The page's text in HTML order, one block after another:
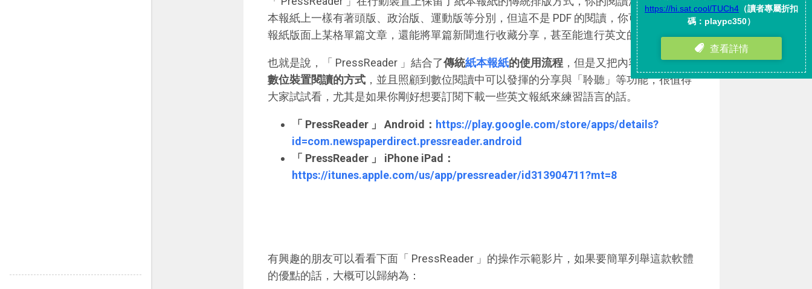
本報紙上一樣有著頭版、政治版、運動版等分別，但這不是 PDF 的閱讀，你可以隨時點進
報紙版面上某格單篇文章，還能將單篇新聞進行收藏分享，甚至能進行英文的語音朗讀。
也就是說，「 PressReader 」結合了傳統紙本報紙的使用流程 ，但是又把內容拆解出適合
數位裝置閱讀的方式 ，並且照顧到數位閱讀中可以發揮的分享與「聆聽」等功能，很值得
大家試試看，尤其是如果你剛好想要訂閱下載一些英文報紙來練習語言的話。
「 PressReader 」 Android： https://play.google.com/store/apps/details?
id=com.newspaperdirect.pressreader.android
「 PressReader 」 iPhone iPad：
https://itunes.apple.com/us/app/pressreader/id313904711?mt=8
有興趣的朋友可以看看下面「 PressReader 」的操作示範影片，如果要簡單列舉這款軟體
的優點的話，大概可以歸納為：